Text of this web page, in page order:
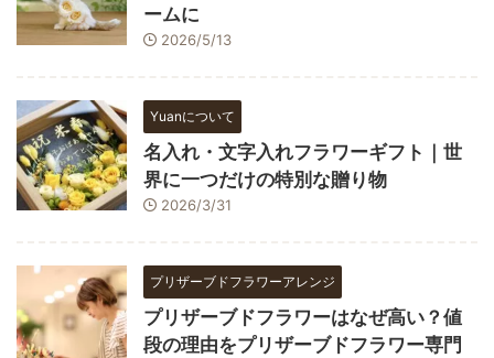
ームに
2026/5/13
Yuanについて
名入れ・文字入れフラワーギフト｜世
界に一つだけの特別な贈り物
2026/3/31
プリザーブドフラワーアレンジ
プリザーブドフラワーはなぜ高い？値
段の理由をプリザーブドフラワー専門